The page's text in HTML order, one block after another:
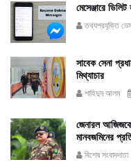
মেসেঞ্জারে
তথ্যপ্রযুক্তি
সাবেক সেনা
মিথ্যাচার
শাহিদুন আলম
জেনারল আজিজকে
মানবজমিনের
বিশেষ সংবাদদাতা